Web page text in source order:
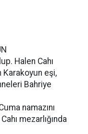
Halen Cahı
eşi,
Bahriye
namazını
mezarlığında